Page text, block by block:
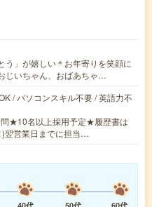
う」が嬉しい＊お年寄りを笑顔に
じいちゃん、おばあちゃ…
/ パソコンスキル不要 / 英語力不
★10名以上採用予定★履歴書は
翌営業日までに担当…